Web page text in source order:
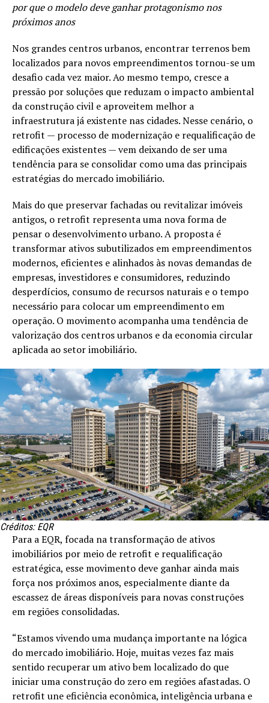
por que o modelo deve ganhar protagonismo nos
próximos anos
Nos grandes centros urbanos, encontrar terrenos bem
localizados para novos empreendimentos tornou-se um
desafio cada vez maior. Ao mesmo tempo, cresce a
pressão por soluções que reduzam o impacto ambiental
da construção civil e aproveitem melhor a
infraestrutura já existente nas cidades. Nesse cenário, o
retrofit — processo de modernização e requalificação de
edificações existentes — vem deixando de ser uma
tendência para se consolidar como uma das principais
estratégias do mercado imobiliário.
Mais do que preservar fachadas ou revitalizar imóveis
antigos, o retrofit representa uma nova forma de
pensar o desenvolvimento urbano. A proposta é
transformar ativos subutilizados em empreendimentos
modernos, eficientes e alinhados às novas demandas de
empresas, investidores e consumidores, reduzindo
desperdícios, consumo de recursos naturais e o tempo
necessário para colocar um empreendimento em
operação. O movimento acompanha uma tendência de
valorização dos centros urbanos e da economia circular
aplicada ao setor imobiliário.
Créditos: EQR
Para a EQR, focada na transformação de ativos
imobiliários por meio de retrofit e requalificação
estratégica, esse movimento deve ganhar ainda mais
força nos próximos anos, especialmente diante da
escassez de áreas disponíveis para novas construções
em regiões consolidadas.
“Estamos vivendo uma mudança importante na lógica
do mercado imobiliário. Hoje, muitas vezes faz mais
sentido recuperar um ativo bem localizado do que
iniciar uma construção do zero em regiões afastadas. O
retrofit une eficiência econômica, inteligência urbana e